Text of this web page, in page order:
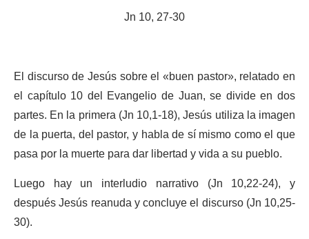
Jn 10, 27-30
El discurso de Jesús sobre el «buen pastor», relatado en
el capítulo 10 del Evangelio de Juan, se divide en dos
partes. En la primera (Jn 10,1-18), Jesús utiliza la imagen
de la puerta, del pastor, y habla de sí mismo como el que
pasa por la muerte para dar libertad y vida a su pueblo.
Luego hay un interludio narrativo (Jn 10,22-24), y
después Jesús reanuda y concluye el discurso (Jn 10,25-
30).